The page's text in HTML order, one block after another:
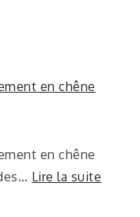
en chêne
en chêne
Lire la suite